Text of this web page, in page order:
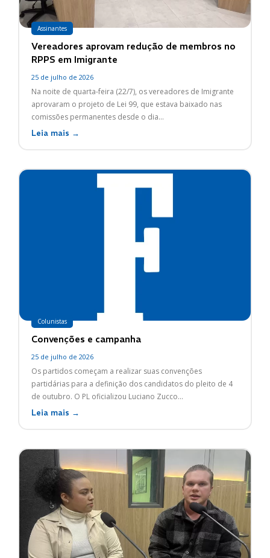
Assinantes
Vereadores aprovam redução de membros no
RPPS em Imigrante
25 de julho de 2026
Na noite de quarta-feira (22/7), os vereadores de Imigrante
aprovaram o projeto de Lei 99, que estava baixado nas
comissões permanentes desde o dia...
Leia mais →
Colunistas
Convenções e campanha
25 de julho de 2026
Os partidos começam a realizar suas convenções
partidárias para a definição dos candidatos do pleito de 4
de outubro. O PL oficializou Luciano Zucco...
Leia mais →